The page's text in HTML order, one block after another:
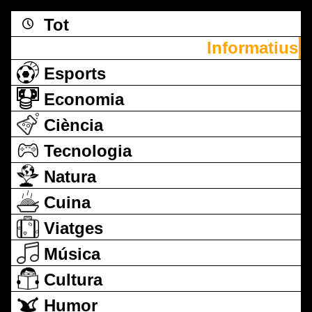
Tot
Informatius
Esports
Economia
Ciència
Tecnologia
Natura
Cuina
Viatges
Música
Cultura
Humor